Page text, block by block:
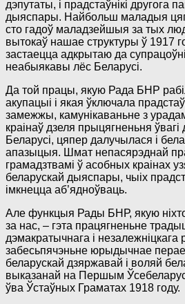
дэпутаты, і прадстаўнікі другога
дыяспары. Найбольш маладыя
сто гадоў маладзейшыя за тых
вытокаў нашае структуры ў 1917
застаецца адкрытаю да
неабыякавы лёс Беларусі.
Да той працы, якую Рада БНР
акупацыі і якая ўключала
замежжы, камунікаваньне з
краінаў дзеля прыцягненьня
Беларусі, цяпер далучылася і
апазыцыя. Шмат непасярэднай
грамадзтвамі ў асобных краінах
беларускай дыяспары, чыіх
імкнецца аб’ядноўваць.
Але функцыя Рады БНР, якую
за нас, – гэта працягненьне
дэмакратычнага і незалежніцкага
забесьпячэньне юрыдычнае
беларускай дзяржавай і воляй
выказанай на Першым
ўва Ўстаўных Граматах 1918 году.